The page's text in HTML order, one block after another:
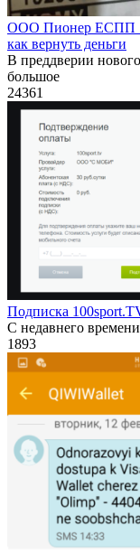
ООО Пионер ЕСПП
как вернуть деньги
В преддверии
большое
24361
Подписка
С недавнего
1893